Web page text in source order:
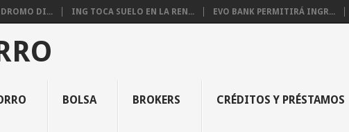
DI... ING TOCA SUELO EN LA REN... EVO BANK PERMITIRÁ INGR...
BOLSA BROKERS CRÉDITOS Y PRÉSTAMOS